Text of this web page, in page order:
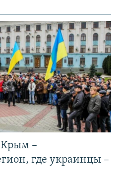
–
где украинцы –